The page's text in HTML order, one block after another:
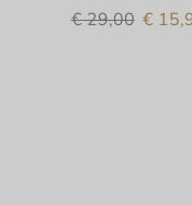
€29,00 €